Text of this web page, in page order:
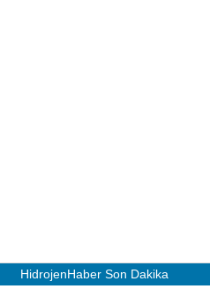
HidrojenHaber Son Dakika